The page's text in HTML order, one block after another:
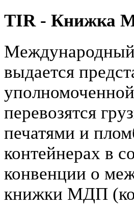
TIR - Книжка
Международный
выдается
перевозятся
печатями и
контейнерах в
конвенции о
книжки МДП